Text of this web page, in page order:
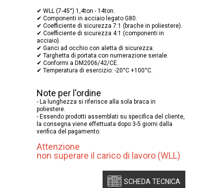
✔ WLL (7-45°) 1,4ton - 14ton.
✔ Componenti in acciaio legato G80.
✔ Coefficiente di sicurezza 7:1 (brache in poliestere).
✔ Coefficiente di sicurezza 4:1 (componenti in
acciaio).
✔ Ganci ad occhio con aletta di sicurezza.
✔ Targhetta di portata con numerazione seriale.
✔ Conformi a DM2006/42/CE.
✔ Temperatura di esercizio: -20°C +100°C.
Note per l'ordine
- La lunghezza si riferisce alla sola braca in
poliestere.
- Essendo prodotti assemblati su specifica del cliente,
la consegna viene effettuata dopo 3-5 giorni dalla
verifica del pagamento.
Attenzione
non superare il carico di lavoro (WLL)
SCHEDA TECNICA